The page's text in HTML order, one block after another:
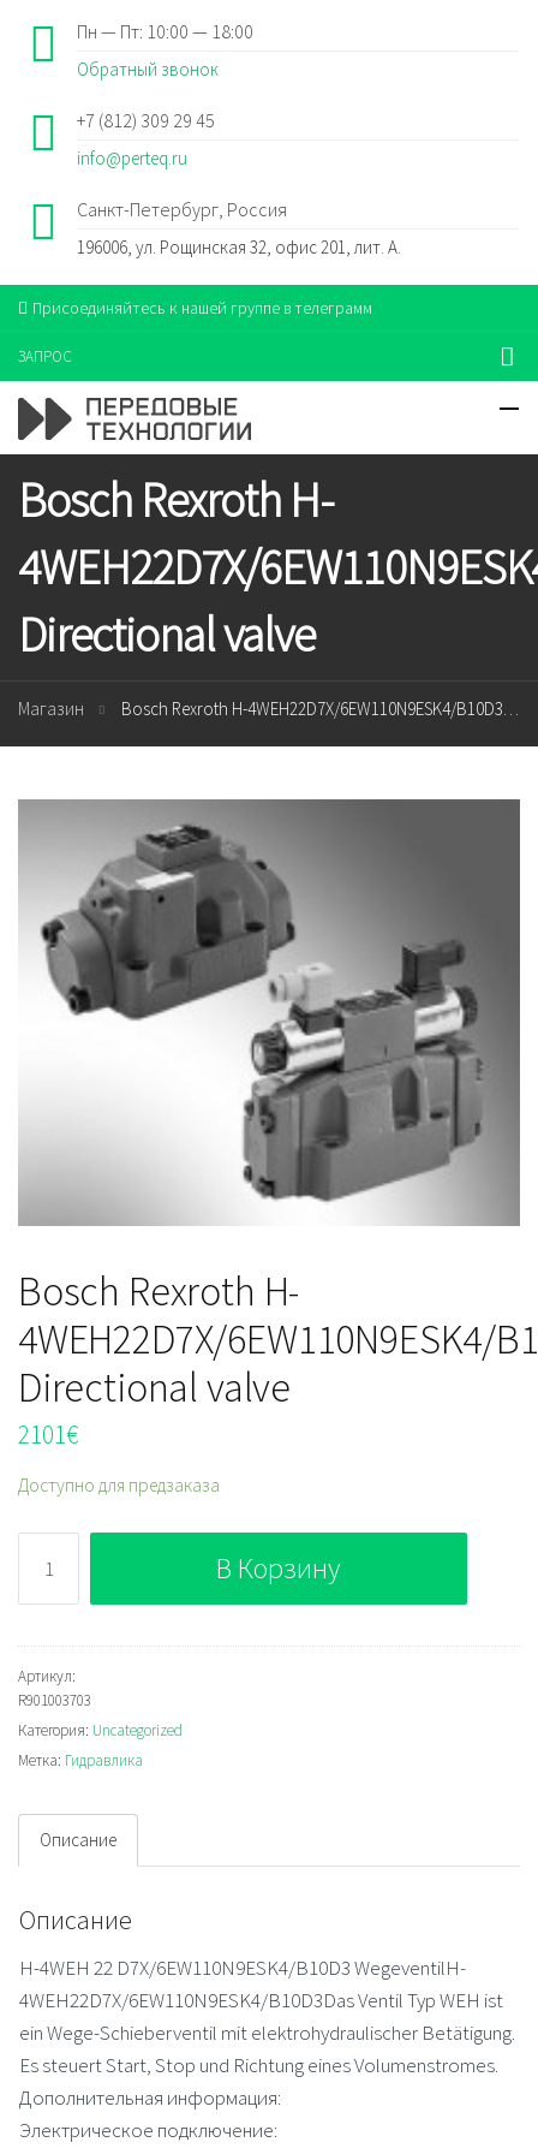
Пн — Пт: 10:00 — 18:00
Обратный звонок
+7 (812) 309 29 45
info@perteq.ru
Санкт-Петербург, Россия
196006, ул. Рощинская 32, офис 201, лит. А.
Присоединяйтесь к нашей группе в телеграмм
ЗАПРОС
Bosch Rexroth H-
4WEH22D7X/
Directional valve
Магазин Bosch Rexroth H-4WEH22D7X/6EW110N9ESK4/B10D3 Directional valve
Bosch Rexroth H-
4WEH22D7X/6EW110N9ESK4/
Directional valve
2101€
Доступно для предзаказа
Bosch
Rexroth
H-
4WEH22D7X/6EW110N9ESK4/B10D3
Directional
valve
В Корзину
Артикул:
R901003703
Категория: Uncategorized
Метка: Гидравлика
Описание
Описание
H-4WEH 22 D7X/6EW110N9ESK4/B10D3 WegeventilH-
4WEH22D7X/6EW110N9ESK4/B10D3Das Ventil Typ WEH ist
ein Wege-Schieberventil mit elektrohydraulischer Betätigung.
Es steuert Start, Stop und Richtung eines Volumenstromes.
Дополнительная информация:
Электрическое подключение: